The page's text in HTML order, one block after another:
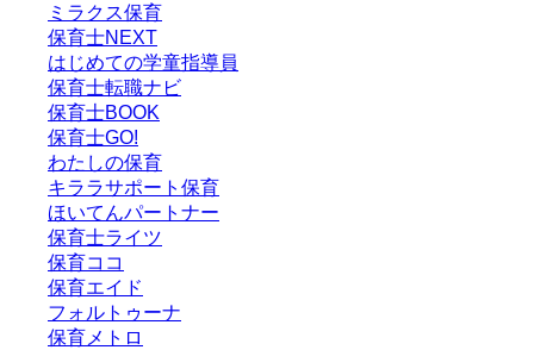
ミラクス保育
保育⼠NEXT
はじめての学童指導員
保育士転職ナビ
保育士BOOK
保育士GO!
わたしの保育
キララサポート保育
ほいてんパートナー
保育士ライツ
保育ココ
保育エイド
フォルトゥーナ
保育メトロ